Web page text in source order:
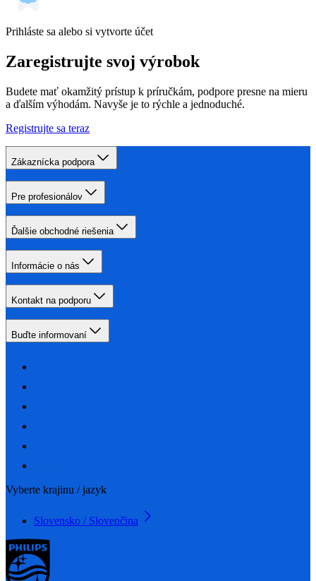
Prihláste sa alebo si vytvorte účet
Zaregistrujte svoj výrobok
Budete mať okamžitý prístup k príručkám, podpore presne na mieru
a ďalším výhodám. Navyše je to rýchle a jednoduché.
Registrujte sa teraz
Zákaznícka podpora
Pre profesionálov
Ďalšie obchodné riešenia
Informácie o nás
Kontakt na podporu
Buďte informovaní
Vyberte krajinu / jazyk
Slovensko / Slovenčina